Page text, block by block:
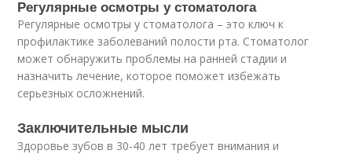
Регулярные осмотры у стоматолога
Регулярные осмотры у стоматолога – это ключ к
профилактике заболеваний полости рта. Стоматолог
может обнаружить проблемы на ранней стадии и
назначить лечение, которое поможет избежать
серьезных осложнений.
Заключительные мысли
Здоровье зубов в 30-40 лет требует внимания и